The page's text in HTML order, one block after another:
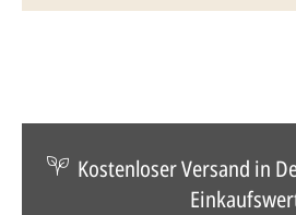
Kostenloser Versand in